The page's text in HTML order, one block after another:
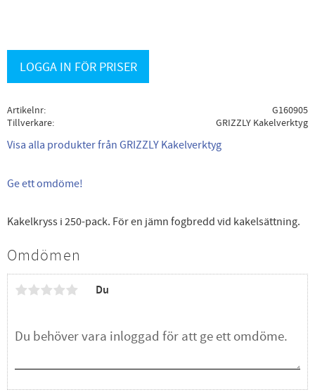
LOGGA IN FÖR PRISER
Artikelnr
G160905
Tillverkare
GRIZZLY Kakelverktyg
Visa alla produkter från GRIZZLY Kakelverktyg
Ge ett omdöme!
Kakelkryss i 250-pack. För en jämn fogbredd vid kakelsättning.
Omdömen
Du